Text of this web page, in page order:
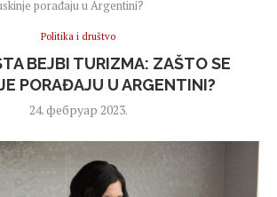
porađaju u Argentini?
Politika i društvo
BEJBI TURIZMA: ZAŠTO SE
PORAĐAJU U ARGENTINI?
24. фебруар 2023.